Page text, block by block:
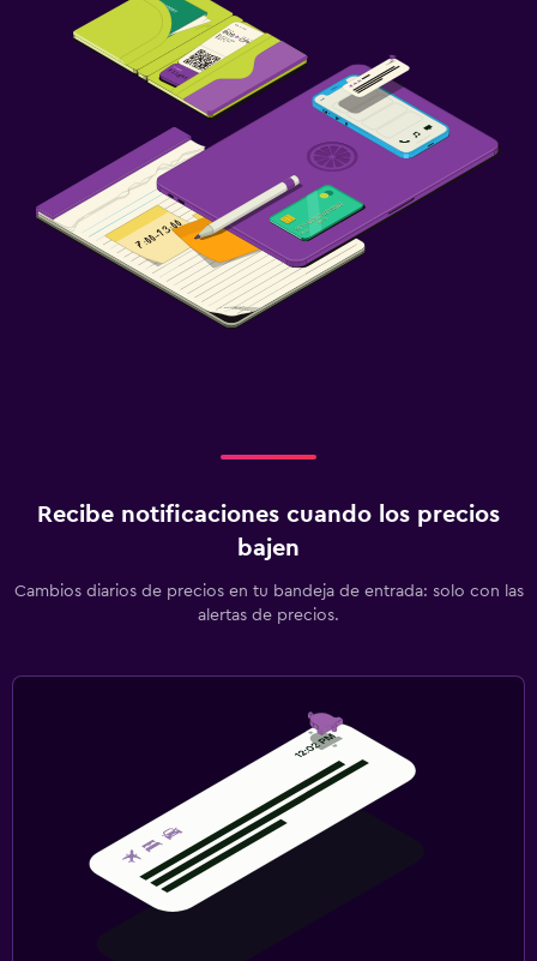
Recibe notificaciones cuando los precios
bajen
Cambios diarios de precios en tu bandeja de entrada: solo con las
alertas de precios.